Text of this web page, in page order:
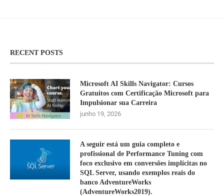
RECENT POSTS
Microsoft AI Skills Navigator: Cursos
Gratuitos com Certificação Microsoft para
Impulsionar sua Carreira
junho 19, 2026
A seguir está um guia completo e
profissional de Performance Tuning com
foco exclusivo em conversões implícitas no
SQL Server, usando exemplos reais do
banco AdventureWorks
(AdventureWorks2019).